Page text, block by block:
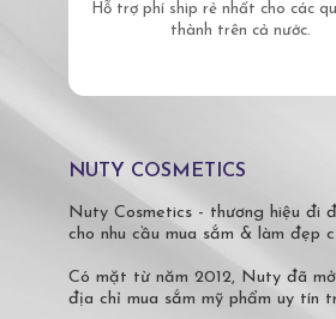
Hỗ trợ phí ship rẻ nhất cho các
thành trên cả nước.
NUTY COSMETICS
Nuty Cosmetics - thương hiệu đi
cho nhu cầu mua sắm & làm đẹp
Có mặt từ năm 2012, Nuty đã
địa chỉ mua sắm mỹ phẩm uy tín